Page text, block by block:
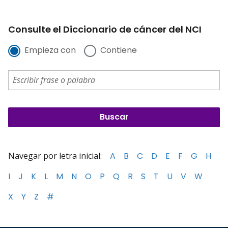
Consulte el Diccionario de cáncer del NCI
Empieza con Contiene
Navegar por letra inicial: A B C D E F G
H
I
J K L M N O P Q R S T U V
W
X
Y Z #